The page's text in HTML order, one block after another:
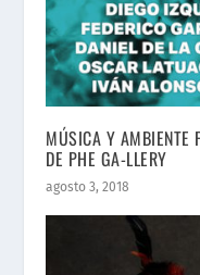
MÚSICA Y AMBIENTE
DE PHE GA-LLERY
agosto 3, 2018